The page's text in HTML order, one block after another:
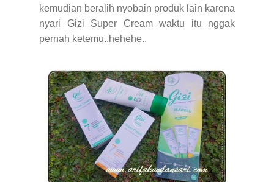
kemudian beralih nyobain produk lain karena
nyari Gizi Super Cream waktu itu nggak
pernah ketemu..hehehe..